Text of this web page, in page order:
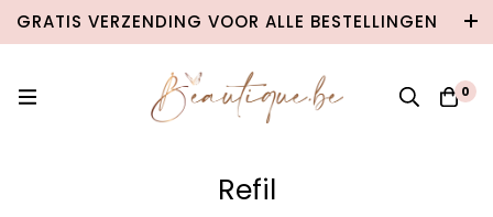
GRATIS VERZENDING VOOR ALLE BESTELLINGEN
VANAF €100 IN BELGIË & €120 NAAR
0
Refil